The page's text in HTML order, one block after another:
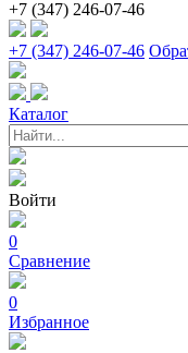
+7 (347) 246-07-46
+7 (347) 246-07-46
Каталог
Войти
0
Сравнение
0
Избранное